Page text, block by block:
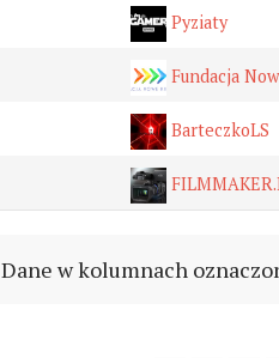
Pyziaty
Fundacja
BarteczkoLS
Dane w kolumnach